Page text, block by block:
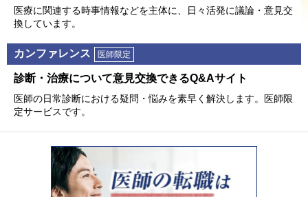
医療に関連する時事情報などを主体に、⽇々活発に議論・意⾒交
換しています。
カンファレンス 医師限定
診断・治療について意⾒交換できるQ&Aサイト
医師の⽇常診断における疑問・悩みを素早く解決します。医師限
定サービスです。